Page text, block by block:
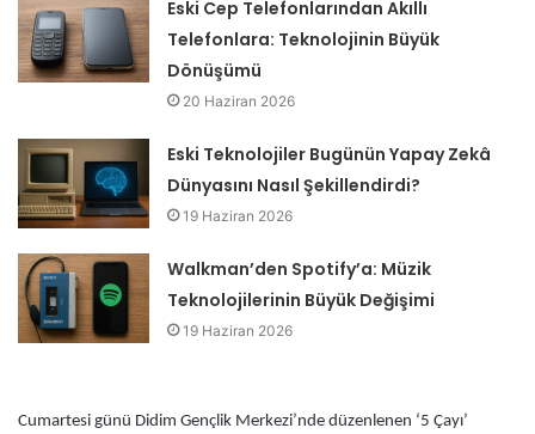
Eski Cep Telefonlarından Akıllı
Telefonlara: Teknolojinin Büyük
Dönüşümü
20 Haziran 2026
Eski Teknolojiler Bugünün Yapay Zekâ
Dünyasını Nasıl Şekillendirdi?
19 Haziran 2026
Walkman’den Spotify’a: Müzik
Teknolojilerinin Büyük Değişimi
19 Haziran 2026
Cumartesi günü Didim Gençlik Merkezi’nde düzenlenen ‘5 Çayı’